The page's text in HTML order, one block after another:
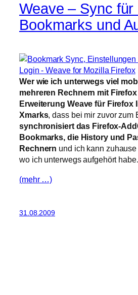
Weave – Sync für
Bookmarks und
Wer wie ich unterwegs viel
mehreren Rechnern mit
Erweiterung Weave für Firefox
Xmarks, dass bei mir zuvor zum
synchronisiert das Firefox-
Bookmarks, die History und
Rechnern und ich kann
wo ich unterwegs aufgehört habe.
(mehr …)
31.08.2009